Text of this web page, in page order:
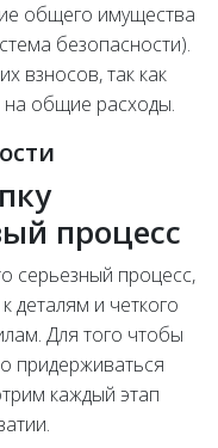
общего имущества
безопасности).
взносов, так как
на общие расходы.
процесс
серьезный процесс,
деталям и четкого
Для того чтобы
придерживаться
каждый этап